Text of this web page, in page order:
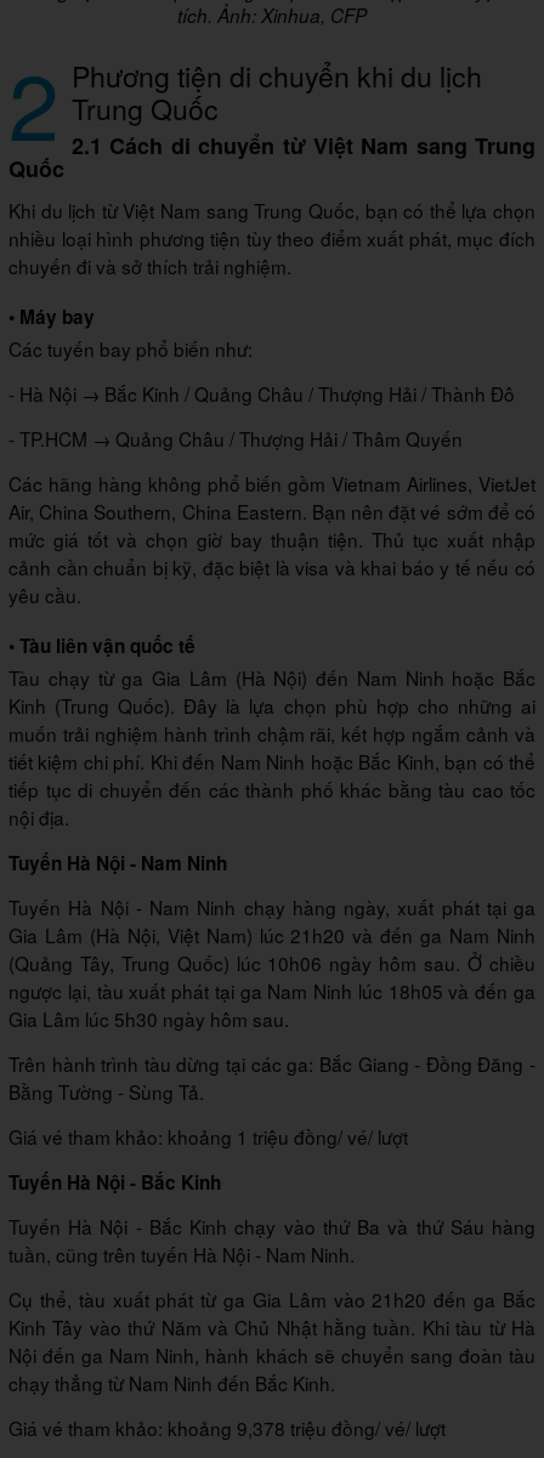
tích. Ảnh: Xinhua, CFP
2 Phương tiện di chuyển khi du lịch
Trung Quốc
2.1 Cách di chuyển từ Việt Nam sang Trung
Quốc
Khi du lịch từ Việt Nam sang Trung Quốc, bạn có thể lựa chọn
nhiều loại hình phương tiện tùy theo điểm xuất phát, mục đích
chuyến đi và sở thích trải nghiệm.
• Máy bay
Các tuyến bay phổ biến như:
- Hà Nội → Bắc Kinh / Quảng Châu / Thượng Hải / Thành Đô
- TP.HCM → Quảng Châu / Thượng Hải / Thâm Quyến
Các hãng hàng không phổ biến gồm Vietnam Airlines, VietJet
Air, China Southern, China Eastern. Bạn nên đặt vé sớm để có
mức giá tốt và chọn giờ bay thuận tiện. Thủ tục xuất nhập
cảnh cần chuẩn bị kỹ, đặc biệt là visa và khai báo y tế nếu có
yêu cầu.
• Tàu liên vận quốc tế
Tàu chạy từ ga Gia Lâm (Hà Nội) đến Nam Ninh hoặc Bắc
Kinh (Trung Quốc). Đây là lựa chọn phù hợp cho những ai
muốn trải nghiệm hành trình chậm rãi, kết hợp ngắm cảnh và
tiết kiệm chi phí. Khi đến Nam Ninh hoặc Bắc Kinh, bạn có thể
tiếp tục di chuyển đến các thành phố khác bằng tàu cao tốc
nội địa.
Tuyến Hà Nội - Nam Ninh
Tuyến Hà Nội - Nam Ninh chạy hàng ngày, xuất phát tại ga
Gia Lâm (Hà Nội, Việt Nam) lúc 21h20 và đến ga Nam Ninh
(Quảng Tây, Trung Quốc) lúc 10h06 ngày hôm sau. Ở chiều
ngược lại, tàu xuất phát tại ga Nam Ninh lúc 18h05 và đến ga
Gia Lâm lúc 5h30 ngày hôm sau.
Trên hành trình tàu dừng tại các ga: Bắc Giang - Đồng Đăng -
Bằng Tường - Sùng Tả.
Giá vé tham khảo: khoảng 1 triệu đồng/ vé/ lượt
Tuyến Hà Nội - Bắc Kinh
Tuyến Hà Nội - Bắc Kinh chạy vào thứ Ba và thứ Sáu hàng
tuần, cũng trên tuyến Hà Nội - Nam Ninh.
Cụ thể, tàu xuất phát từ ga Gia Lâm vào 21h20 đến ga Bắc
Kinh Tây vào thứ Năm và Chủ Nhật hằng tuần. Khi tàu từ Hà
Nội đến ga Nam Ninh, hành khách sẽ chuyển sang đoàn tàu
chạy thẳng từ Nam Ninh đến Bắc Kinh.
Giá vé tham khảo: khoảng 9,378 triệu đồng/ vé/ lượt